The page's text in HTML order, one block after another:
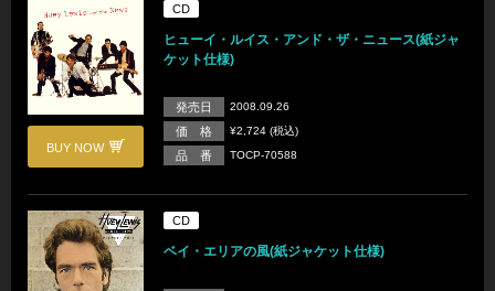
BUY NOW
CD
ヒューイ・ルイス・アンド・ザ・ニュース(紙ジャ
ケット仕様)
発売日 2008.09.26
価 格 ¥2,724 (税込)
品 番 TOCP-70588
CD
ベイ・エリアの風(紙ジャケット仕様)